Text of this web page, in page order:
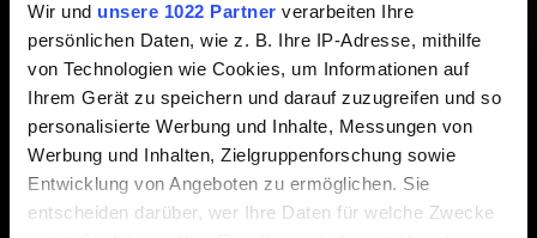
Wir und unsere 1022 Partner verarbeiten Ihre
persönlichen Daten, wie z. B. Ihre IP-Adresse, mithilfe
von Technologien wie Cookies, um Informationen auf
Ihrem Gerät zu speichern und darauf zuzugreifen und so
personalisierte Werbung und Inhalte, Messungen von
Werbung und Inhalten, Zielgruppenforschung sowie
Entwicklung von Angeboten zu ermöglichen. Sie
entscheiden darüber, wer Ihre Daten für welche Zwecke
Night City ist ein gefährlicher Ort, und manche
Entscheidungen kannst du nicht rückgängig machen. Wir
empfehlen daher häufiges Speichern und mehr als einen
Speicherstand als Backup.